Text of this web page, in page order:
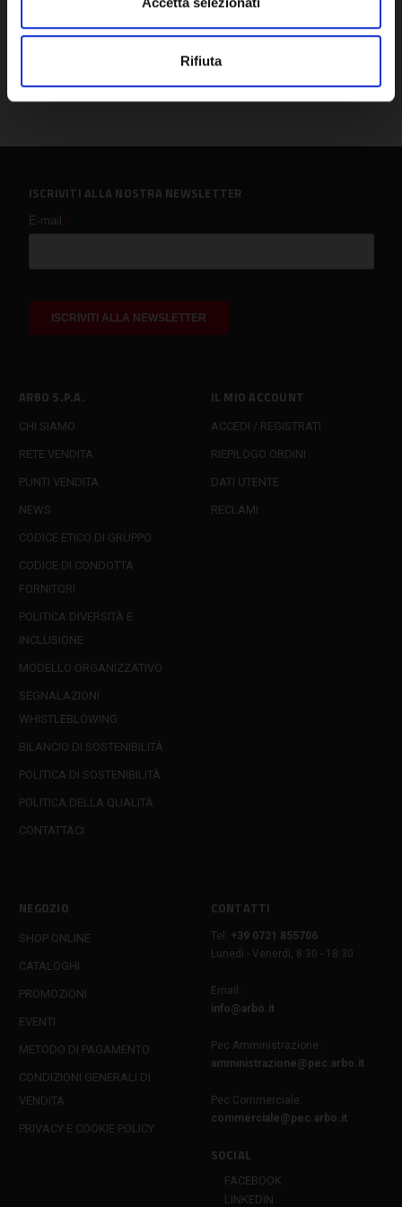
Rifiuta
ARBO S.P.A.
CHI SIAMO
RETE VENDITA
PUNTI VENDITA
NEWS
CODICE ETICO DI GRUPPO
CODICE DI CONDOTTA
FORNITORI
POLITICA DIVERSITÀ E
INCLUSIONE
MODELLO ORGANIZZATIVO
SEGNALAZIONI
WHISTLEBLOWING
BILANCIO DI SOSTENIBILITÀ
POLITICA DI SOSTENIBILITÀ
POLITICA DELLA QUALITÀ
CONTATTACI
IL MIO ACCOUNT
ACCEDI / REGISTRATI
RIEPILOGO ORDINI
DATI UTENTE
RECLAMI
NEGOZIO
SHOP ONLINE
CATALOGHI
PROMOZIONI
EVENTI
METODO DI PAGAMENTO
CONDIZIONI GENERALI DI
VENDITA
PRIVACY E COOKIE POLICY
CONTATTI
Tel:
+39 0721 855706
Lunedì - Venerdì, 8:30 - 18:30
Email:
info@arbo.it
Pec Amministrazione:
amministrazione@pec.arbo.it
Pec Commerciale:
commerciale@pec.arbo.it
SOCIAL
FACEBOOK
LINKEDIN
ISCRIVITI ALLA NOSTRA NEWSLETTER